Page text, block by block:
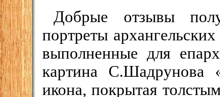
Добрые отзывы
портреты
выполненные для
картина С.Шадрунова
икона, покрытая